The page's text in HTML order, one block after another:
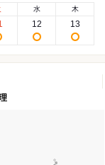
水
12
木
13